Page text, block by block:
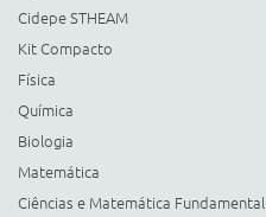
Cidepe STHEAM
Kit Compacto
Física
Química
Biologia
Matemática
Ciências e Matemática Fundamental